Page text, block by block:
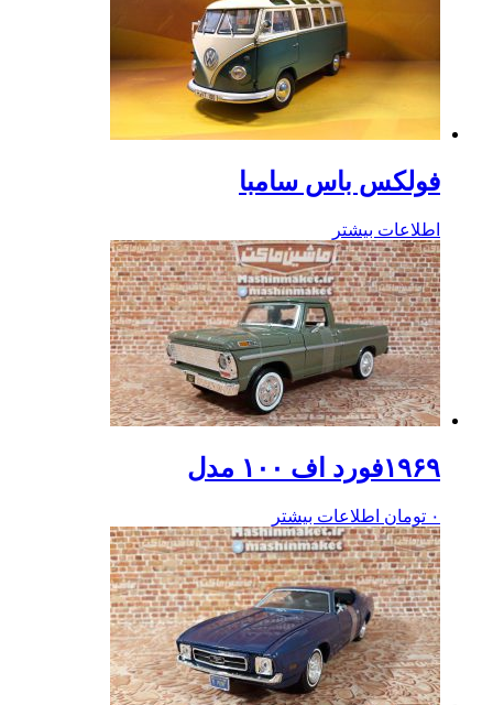
فولکس باس سامبا
اطلاعات بیشتر
۱۹۶۹فورد اف ۱۰۰ مدل
۰ تومان اطلاعات بیشتر